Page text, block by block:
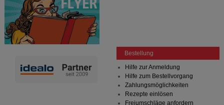
Bestellung
Hilfe zur Anmeldung
Hilfe zum Bestellvorgang
Zahlungsmöglichkeiten
Rezepte einlösen
Freiumschläge anfordern